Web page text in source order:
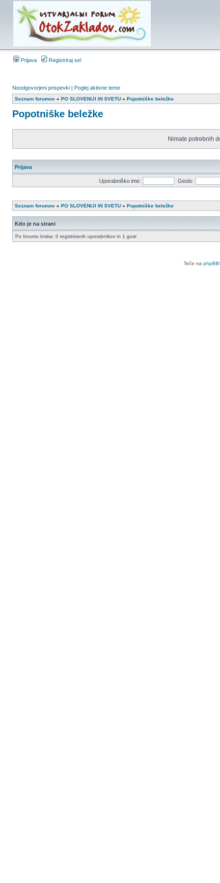
Prijava Registriraj se!
Neodgovorjeni prispevki | Poglej aktivne teme
Seznam forumov » PO SLOVENIJI IN SVETU » Popotniške beležke
Popotniške beležke
Nimate potrebnih
Prijava
Uporabniško ime: Geslo:
Seznam forumov » PO SLOVENIJI IN SVETU » Popotniške beležke
Kdo je na strani
Po forumu brska: 0 registriranih uporabnikov in 1 gost
Teče na phpBB